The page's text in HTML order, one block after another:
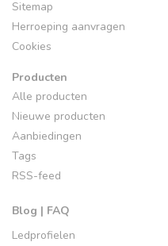
Sitemap
Herroeping aanvragen
Cookies
Producten
Alle producten
Nieuwe producten
Aanbiedingen
Tags
RSS-feed
Blog | FAQ
Ledprofielen